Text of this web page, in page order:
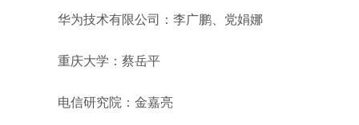
华为技术有限公司：李广鹏、党娟娜
重庆大学：蔡岳平
电信研究院：金嘉亮